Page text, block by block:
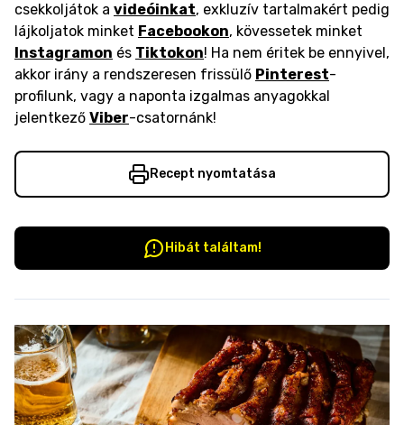
csekkoljátok a videóinkat, exkluzív tartalmakért pedig
lájkoljatok minket Facebookon, kövessetek minket
Instagramon és Tiktokon! Ha nem éritek be ennyivel,
akkor irány a rendszeresen frissülő Pinterest-
profilunk, vagy a naponta izgalmas anyagokkal
jelentkező Viber-csatornánk!
Recept nyomtatása
Hibát találtam!